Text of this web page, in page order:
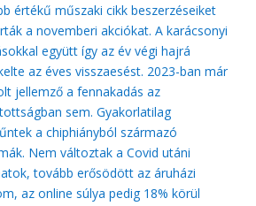
értékű műszaki cikk beszerzéseiket
a novemberi akciókat. A karácsonyi
együtt így az év végi hajrá
az éves visszaesést. 2023-ban már
jellemző a fennakadás az
sem. Gyakorlatilag
a chiphiányból származó
Nem változtak a Covid utáni
tovább erősödött az áruházi
az online súlya pedig 18% körül